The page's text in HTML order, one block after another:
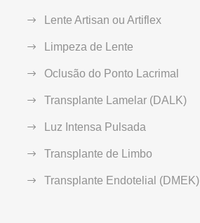
Lente Artisan ou Artiflex
Limpeza de Lente
Oclusão do Ponto Lacrimal
Transplante Lamelar (DALK)
Luz Intensa Pulsada
Transplante de Limbo
Transplante Endotelial (DMEK)